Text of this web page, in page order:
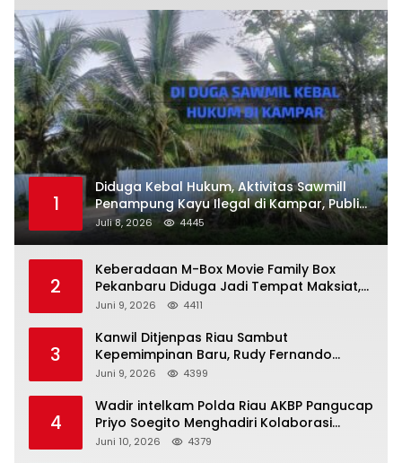
1
Diduga Kebal Hukum, Aktivitas Sawmill
Penampung Kayu Ilegal di Kampar, Publik
Soroti Komitmen Penegakan Hukum Polres
Kampar
Juli 8, 2026 4445
2
Keberadaan M-Box Movie Family Box
Pekanbaru Diduga Jadi Tempat Maksiat,
Warga Resah Minta Pemerintah Lakukan
Juni 9, 2026 4411
3
Kanwil Ditjenpas Riau Sambut
Kepemimpinan Baru, Rudy Fernando
Sianturi Resmi Menjabat Kakanwil
Juni 9, 2026 4399
4
Wadir intelkam Polda Riau AKBP Pangucap
Priyo Soegito Menghadiri Kolaborasi
Selamatkan Lingkungan Cegah Karhutla
Juni 10, 2026 4379